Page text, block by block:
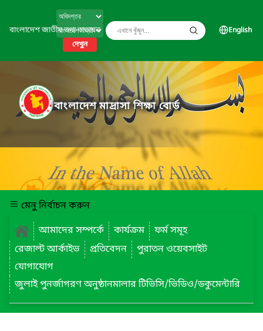
বাংলাদেশ জাতীয় তথ্য বাতায়ন
দেখুন
English
বাংলাদেশ মাদ্রাসা শিক্ষা বোর্ড
মেনু নির্বাচন করুন
আমাদের সম্পর্কে
কার্যক্রম
ফর্ম সমূহ
রেজাল্ট আর্কাইভ
প্রতিবেদন
পুরাতন ওয়েবসাইট
যোগাযোগ
জুলাই পুনর্জাগরণ অনুষ্ঠানমালার টিভিসি/ভিডিও/ডকুমেন্টারি